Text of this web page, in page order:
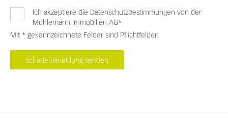
Ich akzeptiere die Datenschutzbestimmungen von der
Mühlemann Immobilien AG*
Mit * gekennzeichnete Felder sind Pflichtfelder.